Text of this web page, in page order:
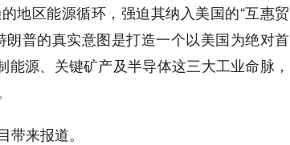
地区能源循环，强迫其纳入美国的“互惠贸
朗普的真实意图是打造一个以美国为绝对首
能源、关键矿产及半导体这三大工业命脉，
来报道。